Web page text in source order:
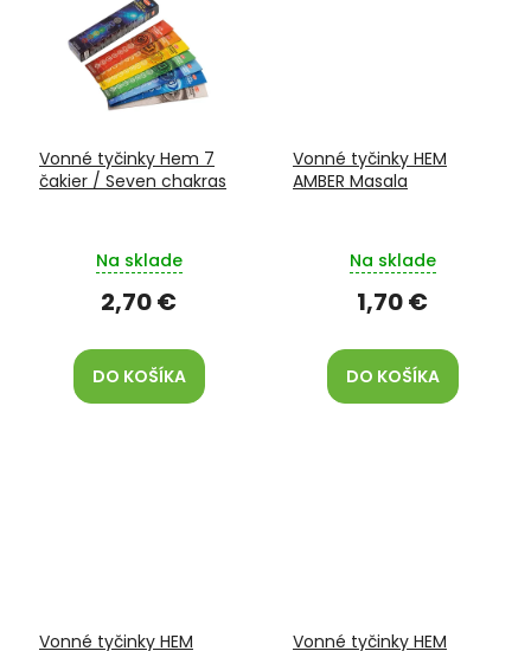
Vonné tyčinky Hem 7
čakier / Seven chakras
Na sklade
2,70 €
DO KOŠÍKA
Vonné tyčinky HEM
AMBER Masala
Na sklade
1,70 €
DO KOŠÍKA
Vonné tyčinky HEM
Vonné tyčinky HEM